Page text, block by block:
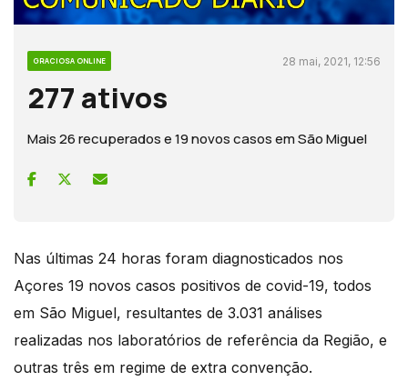
GRACIOSA ONLINE 28 mai, 2021, 12:56
277 ativos
Mais 26 recuperados e 19 novos casos em São Miguel
Nas últimas 24 horas foram diagnosticados nos
Açores 19 novos casos positivos de covid-19, todos
em São Miguel, resultantes de 3.031 análises
realizadas nos laboratórios de referência da Região, e
outras três em regime de extra convenção.